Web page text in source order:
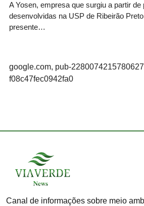
A Yosen, empresa que surgiu a partir de
desenvolvidas na USP de Ribeirão
presente…
google.com, pub-
f08c47fec0942fa0
Canal de informações sobre meio